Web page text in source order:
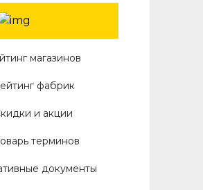
магазинов
фабрик
и акции
терминов
документы